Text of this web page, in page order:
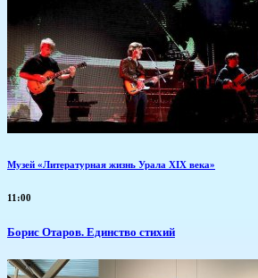
Музей «Литературная жизнь Урала XIX века»
11:00
Борис Отаров. Единство стихий